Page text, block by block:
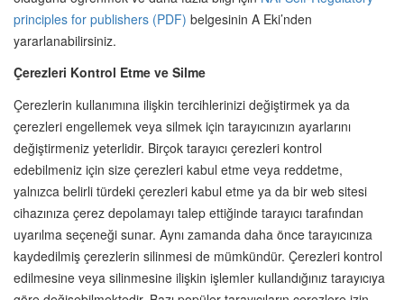
principles for publishers (PDF) belgesinin A Eki’nden
yararlanabilirsiniz.
Çerezleri Kontrol Etme ve Silme
Çerezlerin kullanımına ilişkin tercihlerinizi değiştirmek ya da
çerezleri engellemek veya silmek için tarayıcınızın ayarlarını
değiştirmeniz yeterlidir. Birçok tarayıcı çerezleri kontrol
edebilmeniz için size çerezleri kabul etme veya reddetme,
yalnızca belirli türdeki çerezleri kabul etme ya da bir web sitesi
cihazınıza çerez depolamayı talep ettiğinde tarayıcı tarafından
uyarılma seçeneği sunar. Aynı zamanda daha önce tarayıcınıza
kaydedilmiş çerezlerin silinmesi de mümkündür. Çerezleri kontrol
edilmesine veya silinmesine ilişkin işlemler kullandığınız tarayıcıya